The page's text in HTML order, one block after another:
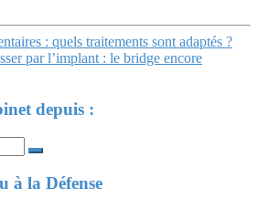
: quels traitements sont adaptés ?
par l’implant : le bridge encore
depuis :
à la Défense